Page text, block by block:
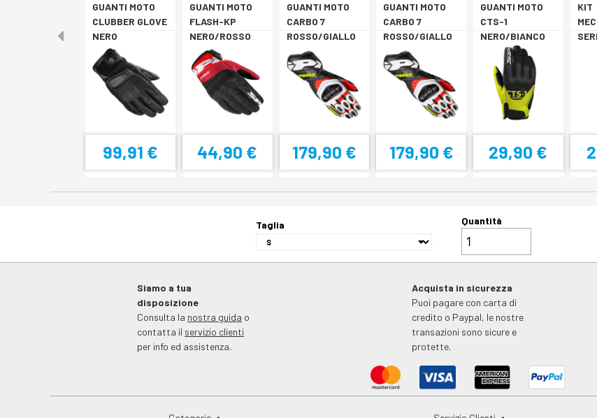
GUANTI MOTO
CLUBBER GLOVE
NERO
99,91 €
GUANTI MOTO
FLASH-KP
NERO/ROSSO
44,90 €
GUANTI MOTO
CARBO 7
ROSSO/GIALLO
FLUORESCENTE
179,90 €
GUANTI MOTO
CARBO 7
ROSSO/GIALLO
FLUORESCENTE
179,90 €
GUANTI MOTO
CTS-1
NERO/BIANCO
29,90 €
KIT
Taglia Quantità
Siamo a tua
disposizione
Consulta la nostra guida o
contatta il servizio clienti
per info ed assistenza.
Acquista in sicurezza
Puoi pagare con carta di
credito o Paypal, le nostre
transazioni sono sicure e
protette.